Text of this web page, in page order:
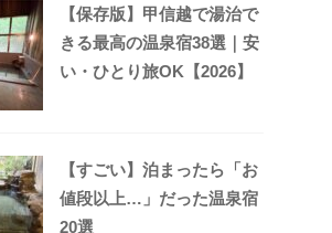
【保存版】甲信越で湯治で
きる最高の温泉宿38選｜安
い・ひとり旅OK【2026】
【すごい】泊まったら「お
値段以上…」だった温泉宿
20選